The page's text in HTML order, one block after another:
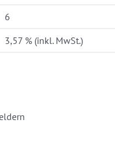
6
3,57 % (inkl. MwSt.)